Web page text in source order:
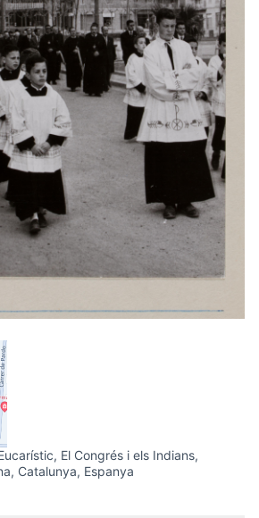
El Congrés i els Indians,
Catalunya, Espanya